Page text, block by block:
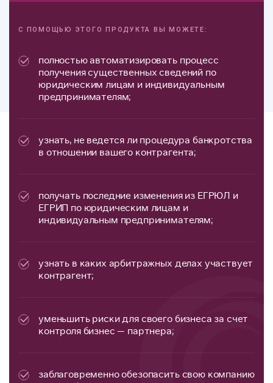
С ПОМОЩЬЮ ЭТОГО ПРОДУКТА ВЫ МОЖЕТЕ:
полностью автоматизировать процесс
получения существенных сведений по
юридическим лицам и индивидуальным
предпринимателям;
узнать, не ведется ли процедура банкротства
в отношении вашего контрагента;
получать последние изменения из ЕГРЮЛ и
ЕГРИП по юридическим лицам и
индивидуальным предпринимателям;
узнать в каких арбитражных делах участвует
контрагент;
уменьшить риски для своего бизнеса за счет
контроля бизнес — партнера;
заблаговременно обезопасить свою компанию